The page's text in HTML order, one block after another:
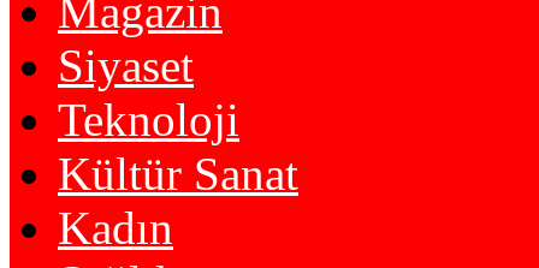
Magazin
Siyaset
Teknoloji
Kültür Sanat
Kadın